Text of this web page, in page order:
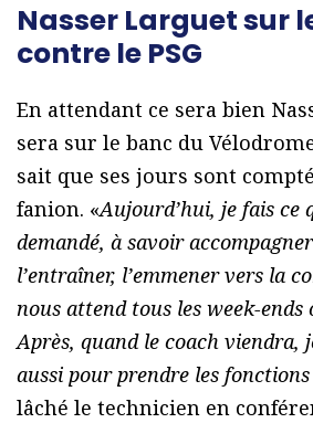
Nasser Larguet sur
contre le PSG
En attendant ce sera bien
sera sur le banc du
sait que ses jours sont
fanion. «Aujourd’hui, je fais ce
demandé, à savoir
l’entraîner, l’emmener vers la
nous attend tous les week-ends
Après, quand le coach viendra,
aussi pour prendre les
lâché le technicien en